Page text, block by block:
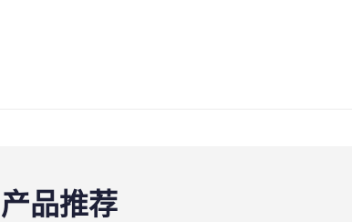
产品推荐